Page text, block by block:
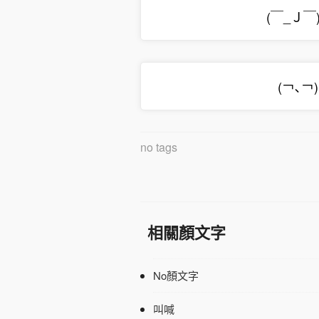
(￣_Ｊ￣
(￢､￢)
no tags
相關顏文字
No顏文字
叫喊